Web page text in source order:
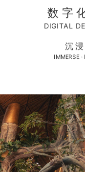
数字
DIGITAL
沉
IMMERSE ·